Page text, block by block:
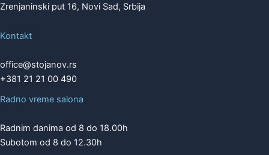
Zrenjaninski put 16, Novi Sad, Srbija
Kontakt
office@stojanov.rs
+381 21 21 00 490
Radno vreme salona
Radnim danima od 8 do 18.00h
Subotom od 8 do 12.30h